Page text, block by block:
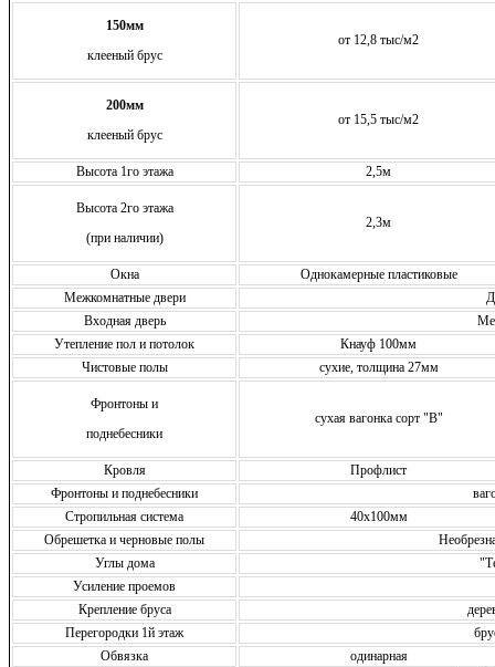
150мм
клееный брус
от 12,8 тыс/м2
200мм
клееный брус
от 15,5 тыс/м2
Высота 1го этажа 2,5м
Высота 2го этажа
(при наличии)
2,3м
Окна
Однокамерные пластиковые
Межкомнатные двери
Входная дверь
Утепление пол и потолок
Кнауф 100мм
Чистовые полы
сухие, толщина 27мм
Фронтоны и
поднебесники
сухая вагонка сорт "В"
Кровля
Профлист
Фронтоны и поднебесники
Стропильная система
40х100мм
Обрешетка и черновые полы
Углы дома
Усиление проемов
Крепление бруса
Перегородки 1й этаж
Обвязка
одинарная